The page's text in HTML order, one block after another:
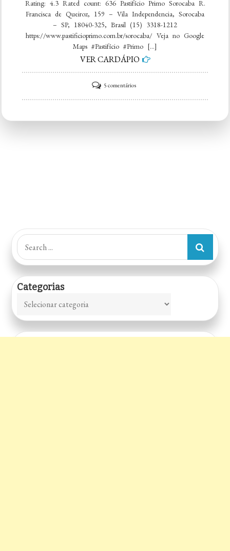
Rating: 4.3 Rated count: 636 Pastifício Primo Sorocaba R.
Francisca de Queiroz, 159 – Vila Independencia, Sorocaba
– SP, 18040-325, Brasil (15) 3318-1212
https://www.pastificioprimo.com.br/sorocaba/ Veja no Google
Maps #Pastifício #Primo […]
VER CARDÁPIO
5 comentáriosem
Pastifício
Search
for:
Categorias
Categorias